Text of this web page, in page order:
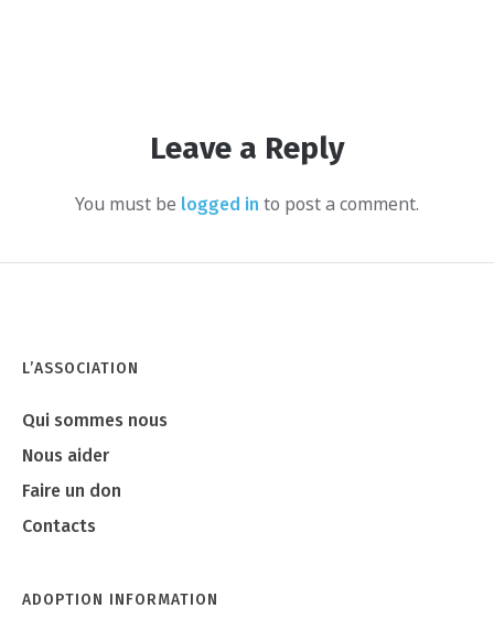
Leave a Reply
You must be logged in to post a comment.
L’ASSOCIATION
Qui sommes nous
Nous aider
Faire un don
Contacts
ADOPTION INFORMATION